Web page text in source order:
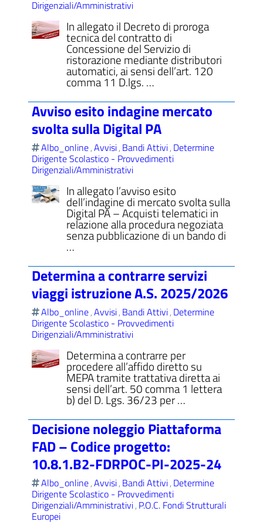
del sito
Dirigenziali/Amministrativi
In allegato il Decreto di proroga
tecnica del contratto di
Concessione del Servizio di
ristorazione mediante distributori
automatici, ai sensi dell’art. 120
comma 11 D.lgs. …
Avviso esito indagine mercato
svolta sulla Digital PA
Albo_online,Avvisi, Bandi Attivi, Determine
Dirigente Scolastico - Provvedimenti
Dirigenziali/Amministrativi
In allegato l’avviso esito
dell’indagine di mercato svolta sulla
Digital PA – Acquisti telematici in
relazione alla procedura negoziata
senza pubblicazione di un bando di
…
Determina a contrarre servizi
viaggi istruzione A.S. 2025/2026
Albo_online,Avvisi, Bandi Attivi, Determine
Dirigente Scolastico - Provvedimenti
Dirigenziali/Amministrativi
Determina a contrarre per
procedere all’affido diretto su
MEPA tramite trattativa diretta ai
sensi dell’art. 50 comma 1 lettera
b) del D. Lgs. 36/23 per …
Decisione noleggio Piattaforma
FAD – Codice progetto:
10.8.1.B2-FDRPOC-PI-2025-24
Albo_online,Avvisi, Bandi Attivi, Determine
Dirigente Scolastico - Provvedimenti
Dirigenziali/Amministrativi, P.O.C. Fondi Strutturali
Europei